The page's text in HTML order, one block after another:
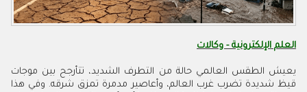
العلم الإلكترونية - وكالات
يعيش الطقس العالمي حالة من التطرف الشديد، تتأرجح بين موجات
قيظ شديدة تضرب غرب العالم، وأعاصير مدمرة تمزق شرقه. وفي هذا